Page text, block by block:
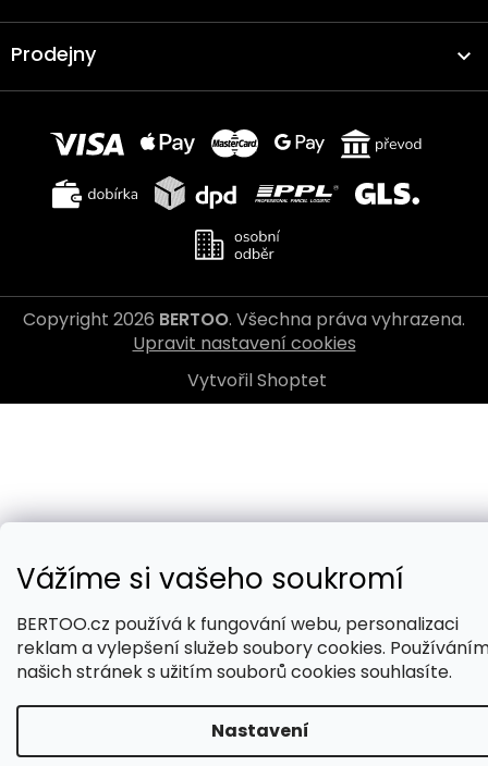
Vážíme si vašeho soukromí
BERTOO.cz používá k fungování webu, personalizaci
reklam a vylepšení služeb soubory cookies.
našich stránek s užitím souborů cookies souhlasíte.
Nastavení
Prodejny
Vytvořil Shoptet
Copyright 2026 BERTOO. Všechna práva vyhrazena.
Upravit nastavení cookies